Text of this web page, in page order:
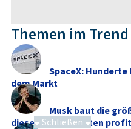
Themen im Trend
SpaceX:
dem Markt
Musk baut die
diese Aktien könnten
Schließen